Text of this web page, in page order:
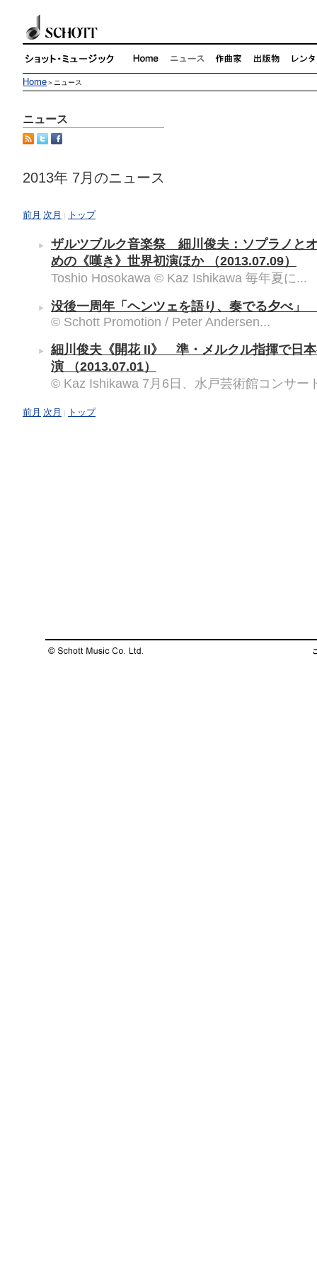
Home＞ニュース
ニュース
2013年 7月のニュース
前月 次月 | トップ
ザルツブルク音楽祭 細川俊夫：ソプラノと
めの《嘆き》世界初演ほか
（2013.07.09）
Toshio Hosokawa © Kaz Ishikawa 毎年夏に...
没後一周年「ヘンツェを語り、奏でる夕べ」
© Schott Promotion / Peter Andersen...
細川俊夫《開花 II》 準・メルクル指揮で日
演
（2013.07.01）
© Kaz Ishikawa 7月6日、水戸芸術館コンサー
前月 次月 | トップ